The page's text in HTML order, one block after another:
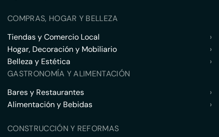
COMPRAS, HOGAR Y BELLEZA
Tiendas y Comercio Local
›
Hogar, Decoración y Mobiliario
›
Belleza y Estética
›
GASTRONOMÍA Y ALIMENTACIÓN
Bares y Restaurantes
›
Alimentación y Bebidas
›
CONSTRUCCIÓN Y REFORMAS